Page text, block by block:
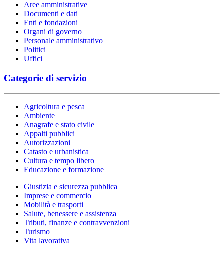
Aree amministrative
Documenti e dati
Enti e fondazioni
Organi di governo
Personale amministrativo
Politici
Uffici
Categorie di servizio
Agricoltura e pesca
Ambiente
Anagrafe e stato civile
Appalti pubblici
Autorizzazioni
Catasto e urbanistica
Cultura e tempo libero
Educazione e formazione
Giustizia e sicurezza pubblica
Imprese e commercio
Mobilità e trasporti
Salute, benessere e assistenza
Tributi, finanze e contravvenzioni
Turismo
Vita lavorativa